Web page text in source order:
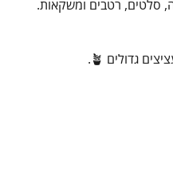
סלטים, רטבים ומשקאות.
גדולים 🪴.